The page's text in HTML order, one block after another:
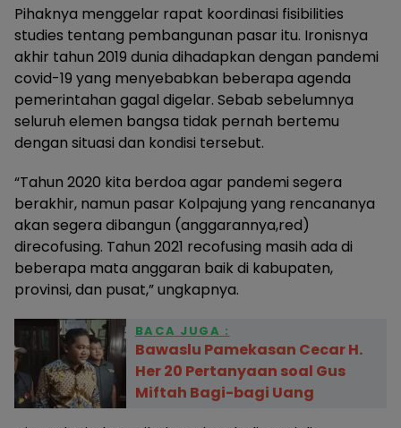
Pihaknya menggelar rapat koordinasi fisibilities
studies tentang pembangunan pasar itu. Ironisnya
akhir tahun 2019 dunia dihadapkan dengan pandemi
covid-19 yang menyebabkan beberapa agenda
pemerintahan gagal digelar. Sebab sebelumnya
seluruh elemen bangsa tidak pernah bertemu
dengan situasi dan kondisi tersebut.
“Tahun 2020 kita berdoa agar pandemi segera
berakhir, namun pasar Kolpajung yang rencananya
akan segera dibangun (anggarannya,red)
direcofusing. Tahun 2021 recofusing masih ada di
beberapa mata anggaran baik di kabupaten,
provinsi, dan pusat,” ungkapnya.
BACA JUGA :
Bawaslu Pamekasan Cecar H.
Her 20 Pertanyaan soal Gus
Miftah Bagi-bagi Uang